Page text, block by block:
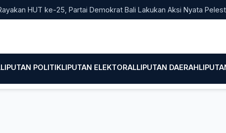
HUT ke-25, Partai Demokrat Bali Lakukan Aksi Nyata Pelestarian
LIPUTAN POLITIKLIPUTAN ELEKTORALLIPUTAN DAERAH